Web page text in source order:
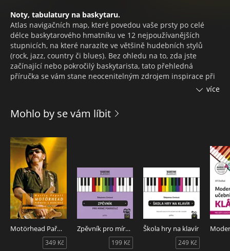
Noty, tabulatury na baskytaru.
Atlas navigačních map, které povedou vaše prsty po celé
délce baskytarového hmatníku ve 12 nejpoužívanějších
stupnicích, na které narazíte ve většině hudebních stylů
(rock, jazz, country či blues). Bez ohledu na to, zda jste
začínající nebo pokročilý baskytarista, tato přehledná
příručka se vám stane neocenitelným zdrojem inspirace při
tvorbě vašich vlastních baskytarových sól a riffů. Součástí
ZVUKOVÁ UKÁZKA stupnice bluesová C
více
Mohlo by se vám líbit
Motörhead Pařmeni a rebelové
349 Kč
Zpěvník pro mírně pokročilé
199 Kč
Škola hry na klavír
249 Kč